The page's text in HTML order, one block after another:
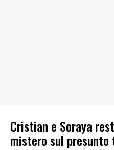
Cristian e Soraya
mistero sul